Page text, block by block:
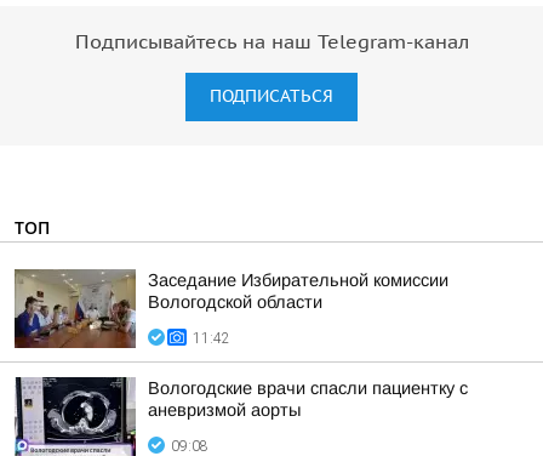
Подписывайтесь на наш Telegram-канал
ПОДПИСАТЬСЯ
ТОП
Заседание Избирательной комиссии
Вологодской области
11:42
Вологодские врачи спасли пациентку с
аневризмой аорты
09:08